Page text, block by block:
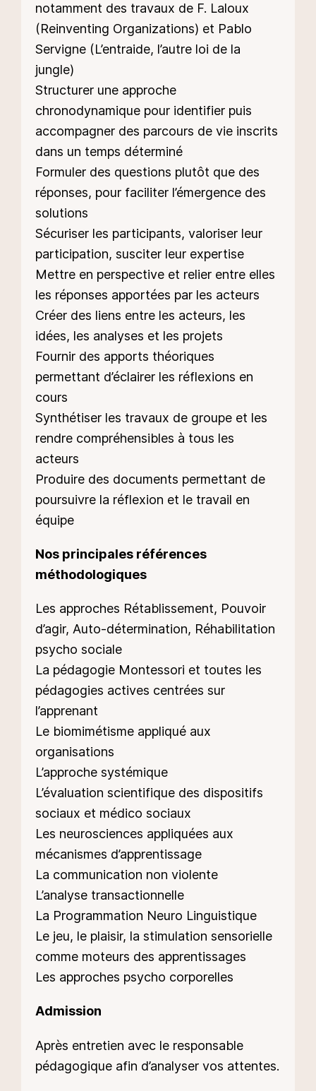
notamment des travaux de F. Laloux
(Reinventing Organizations) et Pablo
Servigne (L’entraide, l’autre loi de la
jungle)
Structurer une approche
chronodynamique pour identifier puis
accompagner des parcours de vie inscrits
dans un temps déterminé
Formuler des questions plutôt que des
réponses, pour faciliter l’émergence des
solutions
Sécuriser les participants, valoriser leur
participation, susciter leur expertise
Mettre en perspective et relier entre elles
les réponses apportées par les acteurs
Créer des liens entre les acteurs, les
idées, les analyses et les projets
Fournir des apports théoriques
permettant d’éclairer les réflexions en
cours
Synthétiser les travaux de groupe et les
rendre compréhensibles à tous les
acteurs
Produire des documents permettant de
poursuivre la réflexion et le travail en
équipe
Nos principales références
méthodologiques
Les approches Rétablissement, Pouvoir
d’agir, Auto-détermination, Réhabilitation
psycho sociale
La pédagogie Montessori et toutes les
pédagogies actives centrées sur
l’apprenant
Le biomimétisme appliqué aux
organisations
L’approche systémique
L’évaluation scientifique des dispositifs
sociaux et médico sociaux
Les neurosciences appliquées aux
mécanismes d’apprentissage
La communication non violente
L’analyse transactionnelle
La Programmation Neuro Linguistique
Le jeu, le plaisir, la stimulation sensorielle
comme moteurs des apprentissages
Les approches psycho corporelles
Admission
Après entretien avec le responsable
pédagogique afin d’analyser vos attentes.